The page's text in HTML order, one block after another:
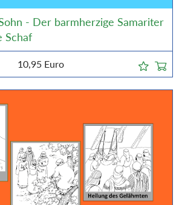
- Der barmherzige Samariter
Schaf
10,95 Euro